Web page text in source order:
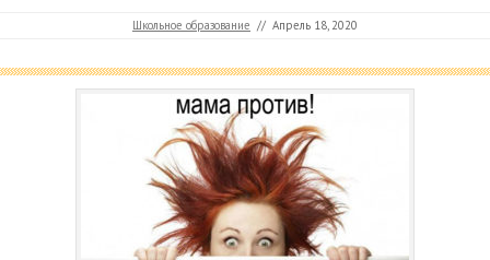
Школьное образование // Апрель 18, 2020